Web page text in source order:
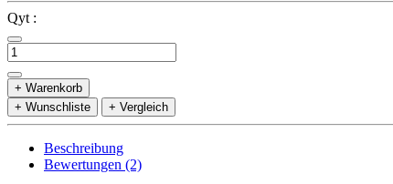
Qyt :
+ Warenkorb
+ Wunschliste
+ Vergleich
Beschreibung
Bewertungen (2)